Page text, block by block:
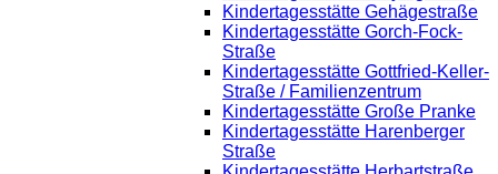
Kindertagesstätte Gehägestraße
Kindertagesstätte Gorch-Fock-
Straße
Kindertagesstätte Gottfried-Keller-
Straße / Familienzentrum
Kindertagesstätte Große Pranke
Kindertagesstätte Harenberger
Straße